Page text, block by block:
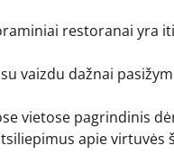
restoranai yra
vaizdu dažnai
vietose pagrindinis
apie virtuvės